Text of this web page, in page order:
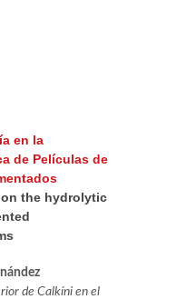
en la
de Películas de
the hydrolytic
de Calkíni en el